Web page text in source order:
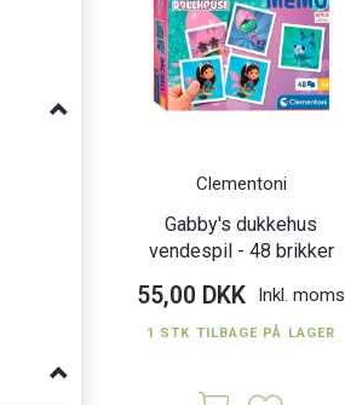
Clementoni
Gabby's dukkehus
vendespil - 48 brikker
55,00 DKK Inkl. moms
1 STK TILBAGE PÅ LAGER